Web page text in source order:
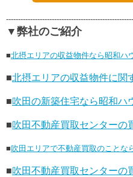
▼弊社のご紹介
■北摂エリアの収益物件なら昭和ハ
■北摂エリアの収益物件に関
■吹田の新築住宅なら昭和ハ
■吹田不動産買取センターの
■吹田エリアで不動産買取のことな
■吹田不動産買取センターの